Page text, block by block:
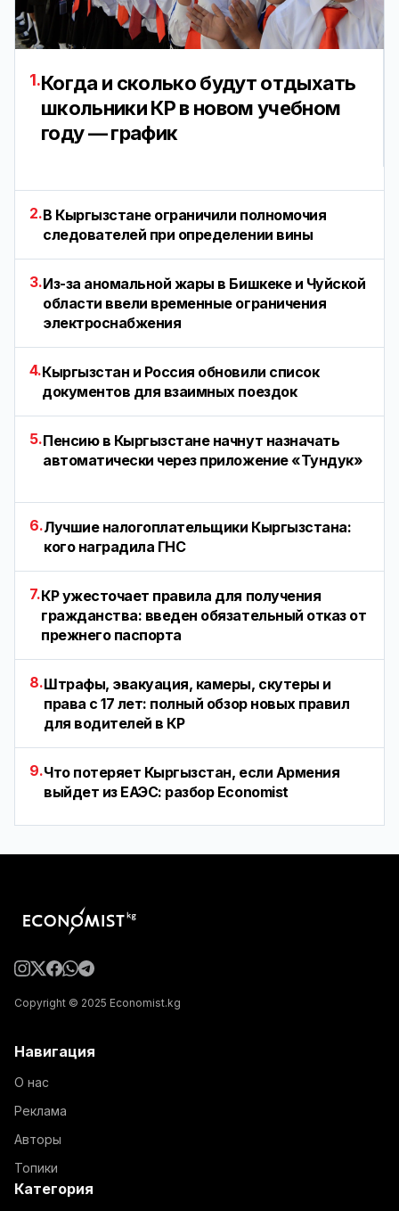
1.Когда и сколько будут отдыхать
школьники КР в новом учебном
году — график
2.В Кыргызстане ограничили полномочия
следователей при определении вины
3.Из-за аномальной жары в Бишкеке и Чуйской
области ввели временные ограничения
электроснабжения
4.Кыргызстан и Россия обновили список
документов для взаимных поездок
5.Пенсию в Кыргызстане начнут назначать
автоматически через приложение «Тундук»
6.Лучшие налогоплательщики Кыргызстана:
кого наградила ГНС
7.КР ужесточает правила для получения
гражданства: введен обязательный отказ от
прежнего паспорта
8.Штрафы, эвакуация, камеры, скутеры и
права с 17 лет: полный обзор новых правил
для водителей в КР
9.Что потеряет Кыргызстан, если Армения
выйдет из ЕАЭС: разбор Economist
Copyright © 2025 Economist.kg
Навигация
О нас
Реклама
Авторы
Топики
Категория